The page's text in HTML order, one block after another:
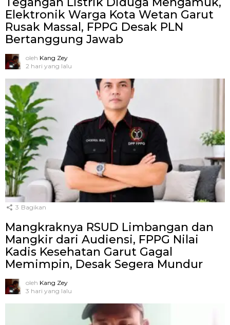
Elektronik Warga Kota Wetan Garut
Rusak Massal, FPPG Desak PLN
Bertanggung Jawab
oleh Kang Zey
2 hari yang lalu
3 Bagikan
Mangkraknya RSUD Limbangan dan
Mangkir dari Audiensi, FPPG Nilai
Kadis Kesehatan Garut Gagal
Memimpin, Desak Segera Mundur
oleh Kang Zey
3 hari yang lalu